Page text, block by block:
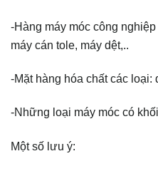
-Hàng máy móc công
máy cán tole, máy dệt,..
-Mặt hàng hóa chất các
-Những loại máy móc có
Một số lưu ý: